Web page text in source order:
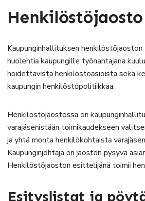
Henkilöstöjaosto
Kaupunginhallituksen
huolehtia kaupungille työnantajana
hoidettavista henkilöstöasioista sekä
kaupungin henkilöstöpolitiikkaa.
Henkilöstöjaostossa on
varajäsenistään toimikaudekseen
ja yhtä monta henkilökohtaista
Kaupunginjohtaja on jaoston pysyvä
Henkilöstöjaoston esittelijänä toimii
Esityslistat ja